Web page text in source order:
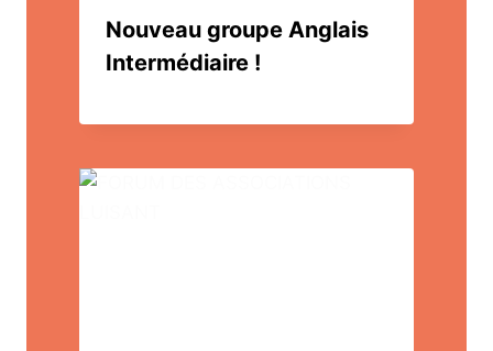
Nouveau groupe Anglais
Intermédiaire !